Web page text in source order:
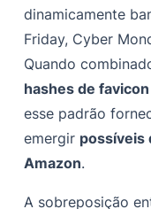
dinamicamente
Friday, Cyber
Quando
hashes de
esse padrão
emergir possíveis
Amazon.
A sobreposição